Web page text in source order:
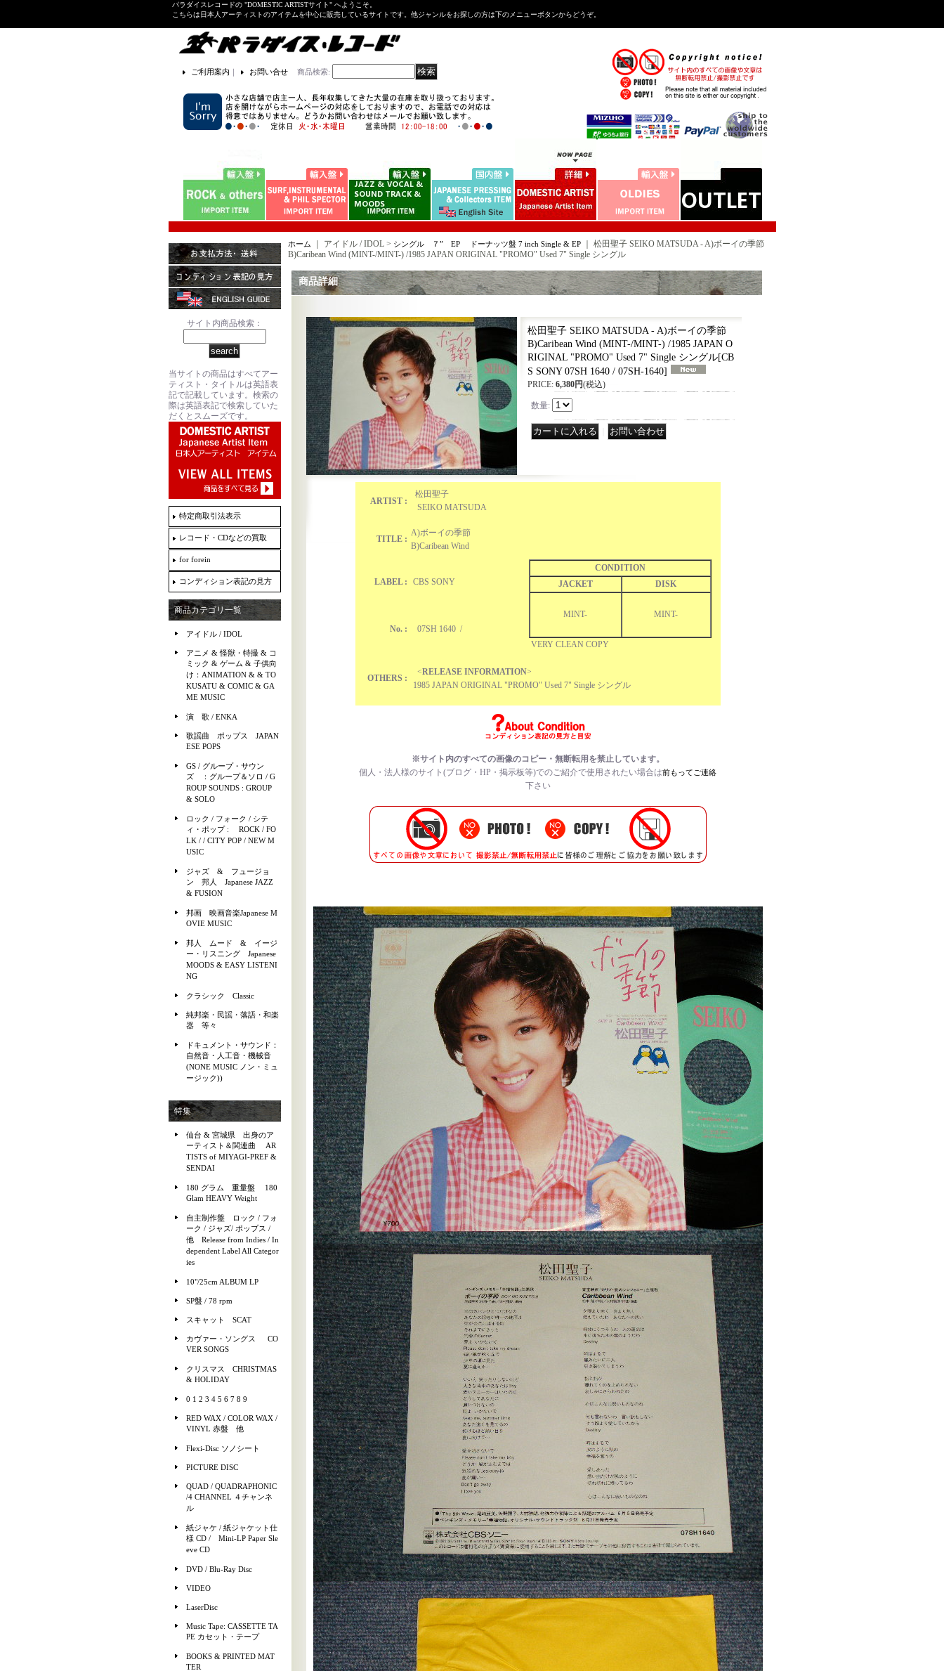
パラダイスレコードの "DOMESTIC ARTISTサイト" へようこそ。
こちらは日本人アーティストのアイテムを中心に販売しているサイトです。他ジャンルをお探しの方は下のメニューボタンからどうぞ。
ご利用案内 ｜ お問い合せ 商品検索:
サイト内商品検索：
当サイトの商品はすべてアー
ティスト・タイトルは英語表
記で記載しています。検索の
際は英語表記で検索していた
だくとスムーズです。
特定商取引法表示
レコード・CDなどの買取
for forein
コンディション表記の見方
商品カテゴリ一覧
アイドル / IDOL
アニメ & 怪獣・特撮 & コ
ミック & ゲーム & 子供向
け：ANIMATION & & TO
KUSATU & COMIC & GA
ME MUSIC
演 歌 / ENKA
歌謡曲 ポップス JAPAN
ESE POPS
GS / グループ・サウン
ズ ：グループ＆ソロ / G
ROUP SOUNDS : GROUP
& SOLO
ロック / フォーク / シテ
ィ・ポップ : ROCK / FO
LK / / CITY POP / NEW M
USIC
ジャズ & フュージョ
ン 邦人 Japanese JAZZ
& FUSION
邦画 映画音楽Japanese M
OVIE MUSIC
邦人 ムード & イージ
ー・リスニング Japanese
MOODS & EASY LISTENI
NG
クラシック Classic
純邦楽・民謡・落語・和楽
器 等々
ドキュメント・サウンド：
自然音・人工音・機械音
(NONE MUSIC ノン・ミュ
ージック))
特集
仙台 & 宮城県 出身のア
ーティスト＆関連曲 AR
TISTS of MIYAGI-PREF &
SENDAI
180 グラム 重量盤 180
Glam HEAVY Weight
自主制作盤 ロック / フォ
ーク / ジャズ/ ポップス /
他 Release from Indies / In
dependent Label All Categor
ies
10"/25cm ALBUM LP
SP盤 / 78 rpm
スキャット SCAT
カヴァー・ソングス CO
VER SONGS
クリスマス CHRISTMAS
& HOLIDAY
0 1 2 3 4 5 6 7 8 9
RED WAX / COLOR WAX /
VINYL 赤盤 他
Flexi-Disc ソノシート
PICTURE DISC
QUAD / QUADRAPHONIC
/4 CHANNEL ４チャンネ
ル
紙ジャケ / 紙ジャケット仕
様 CD / Mini-LP Paper Sle
eve CD
DVD / Blu-Ray Disc
VIDEO
LaserDisc
Music Tape: CASSETTE TA
PE カセット・テープ
BOOKS & PRINTED MAT
TER
ホーム ｜ アイドル / IDOL > シングル ７” EP ドーナッツ盤 7 inch Single & EP
松田聖子 SEIKO MATSUDA - A)ボーイの季節
B)Caribean Wind (MINT-/MINT-) /1985 JAPAN ORIGINAL "PROMO" Used 7" Single シングル
商品詳細
松田聖子 SEIKO MATSUDA - A)ボーイの季節
B)Caribean Wind (MINT-/MINT-) /1985 JAPAN O
RIGINAL "PROMO" Used 7" Single シングル[CB
S SONY 07SH 1640 / 07SH-1640]
PRICE: 6,380円(税込)
数量:
ARTIST :
松田聖子
SEIKO MATSUDA
TITLE :
A)ボーイの季節
B)Caribean Wind
LABEL : CBS SONY
CONDITION
JACKET
DISK
MINT- MINT-
VERY CLEAN COPY
No. : 07SH 1640 /
OTHERS :
<RELEASE INFORMATION>
1985 JAPAN ORIGINAL "PROMO" Used 7" Single シングル
※サイト内のすべての画像のコピー・無断転用を禁止しています。
個人・法人様のサイト(ブログ・HP・掲示板等)でのご紹介で使用されたい場合は前もってご連絡
下さい